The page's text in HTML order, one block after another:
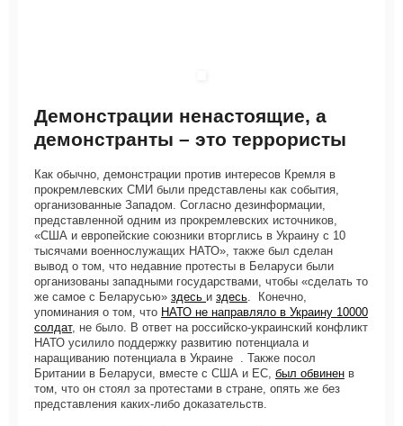
Демонстрации ненастоящие, а
демонстранты – это террористы
Как обычно, демонстрации против интересов Кремля в
прокремлевских СМИ были представлены как события,
организованные Западом. Согласно дезинформации,
представленной одним из прокремлевских источников,
«США и европейские союзники вторглись в Украину с 10
тысячами военнослужащих НАТО», также был сделан
вывод о том, что недавние протесты в Беларуси были
организованы западными государствами, чтобы «сделать то
же самое с Беларусью» здесь и здесь . Конечно,
упоминания о том, что НАТО не направляло в Украину 10000
солдат, не было. В ответ на российско-украинский конфликт
НАТО усилило поддержку развитию потенциала и
наращиванию потенциала в Украине . Также посол
Британии в Беларуси, вместе с США и ЕС, был обвинен в
том, что он стоял за протестами в стране, опять же без
представления каких-либо доказательств.